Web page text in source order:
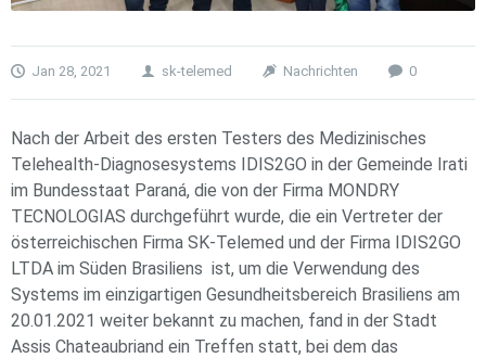
Jan 28, 2021 sk-telemed Nachrichten 0
Nach der Arbeit des ersten Testers des Medizinisches
Telehealth-Diagnosesystems IDIS2GO in der Gemeinde Irati
im Bundesstaat Paraná, die von der Firma MONDRY
TECNOLOGIAS durchgeführt wurde, die ein Vertreter der
österreichischen Firma SK-Telemed und der Firma IDIS2GO
LTDA im Süden Brasiliens ist, um die Verwendung des
Systems im einzigartigen Gesundheitsbereich Brasiliens am
20.01.2021 weiter bekannt zu machen, fand in der Stadt
Assis Chateaubriand ein Treffen statt, bei dem das